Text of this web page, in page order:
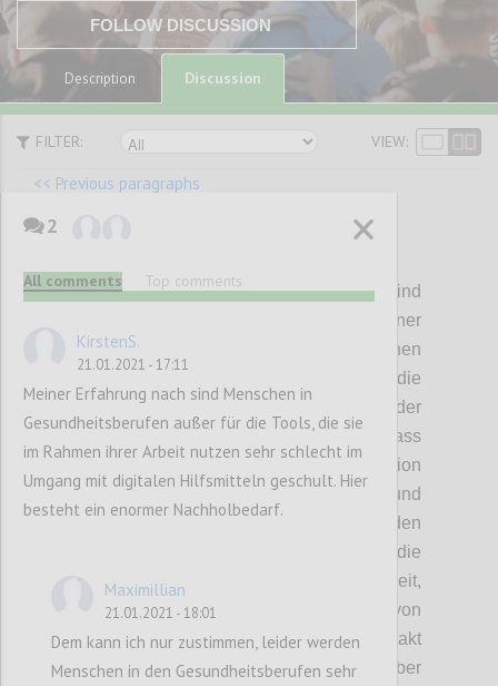
FOLLOW DISCUSSION
Description Discussion
FILTER: VIEW:
<< Previous paragraphs
Die Mitarbeitendeder Gesundheitsberufe sind
je nach Fachgebiet und Einsatzort einer
hohen physischen und psychischen
sind die
nden
der
sensibilisiert, dass
und Kommunikation
neben Essen, Trinken, Körperhygien
e und
Schlaf zu den Grundbedürfnissen eines jeden
d ie
Mitarbeite nden
e eigene Gesundheit,
em sie “Atempausen” beim Tragen von
FFP2 Masken einleg en?Den Kontakt
innerhalb der Einrichtung suchen, um über
2
All comments Top comments
KirstenS.
21.01.2021 - 17:11
Meiner Erfahrung nach sind Menschen in
Gesundheitsberufen außer für die Tools, die sie
im Rahmen ihrer Arbeit nutzen sehr schlecht im
Umgang mit digitalen Hilfsmitteln geschult. Hier
besteht ein enormer Nachholbedarf.
Maximillian
21.01.2021 - 18:01
Dem kann ich nur zustimmen, leider werden
Menschen in den Gesundheitsberufen sehr